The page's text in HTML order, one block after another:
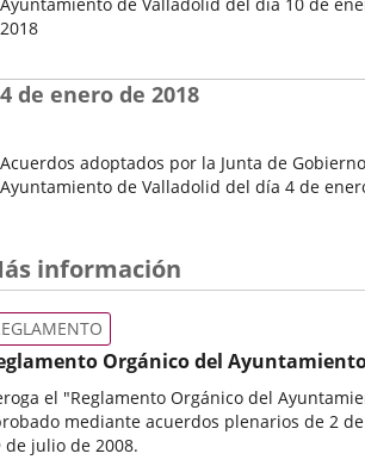
2018
del
Pleno
Acuerdos adoptados por la Junta de
Ayuntamiento de Valladolid del día 4 de
Pleno
4 de enero de 2018
información
Orgánico del
el "Reglamento Orgánico del
mediante acuerdos plenarios de 2
de julio de 2008.